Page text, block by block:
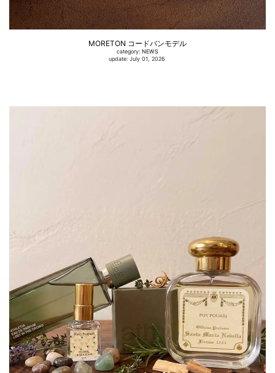
MORETON コードバンモデル
category: NEWS
update: July 01, 2026